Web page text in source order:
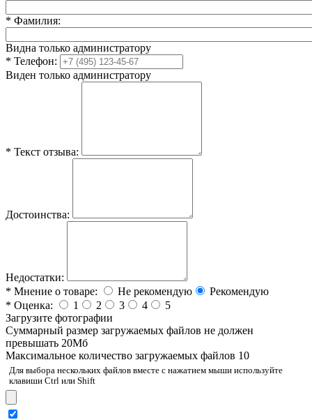
* Фамилия:
Видна только администратору
* Телефон:
Виден только администратору
* Текст отзыва:
Достоинства:
Недостатки:
* Мнение о товаре: Не рекомендую
Рекомендую
* Оценка: 1 2 3 4
5
Загрузите фотографии
Cуммарный размер загружаемых файлов не должен
превышать 20Мб
Максимальное количество загружаемых файлов 10
Для выбора нескольких файлов вместе с нажатием мыши используйте
клавиши Ctrl или Shift